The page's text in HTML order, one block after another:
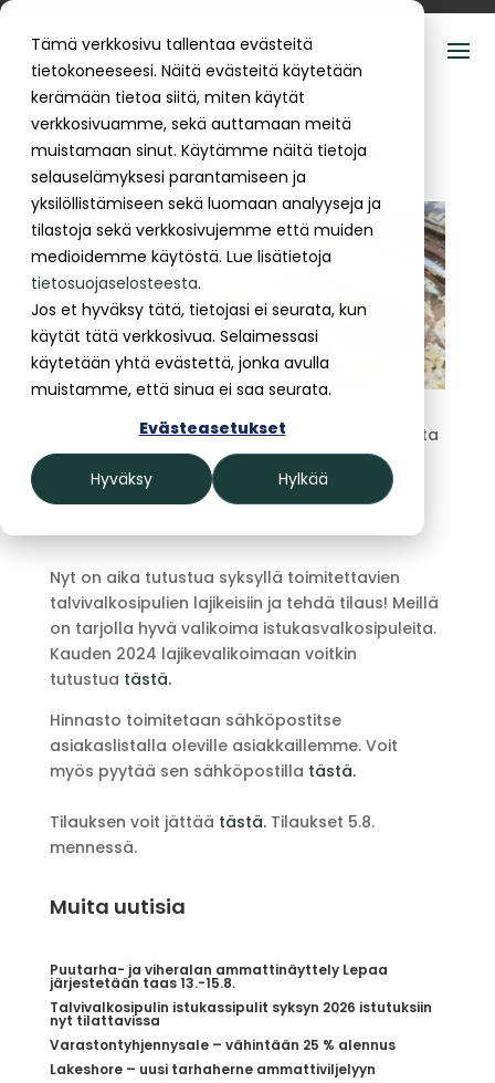
Tämä verkkosivu tallentaa evästeitä
tietokoneeseesi. Näitä evästeitä käytetään
kerämään tietoa siitä, miten käytät
verkkosivuamme, sekä auttamaan meitä
muistamaan sinut. Käytämme näitä tietoja
selauselämyksesi parantamiseen ja
yksilöllistämiseen sekä luomaan analyyseja ja
tilastoja sekä verkkosivujemme että muiden
medioidemme käytöstä. Lue lisätietoja
tietosuojaselosteesta.
Jos et hyväksy tätä, tietojasi ei seurata, kun
käytät tätä verkkosivua. Selaimessasi
käytetään yhtä evästettä, jonka avulla
muistamme, että sinua ei saa seurata.
Evästeasetukset
Hyväksy Hylkää
Talvivalkosipulin istukkaat 2024
10.06.2024|Vihannesviljely
Kotimaisen valkosipulin kysyntä on hyvä ja hinta
kohdallaan. Valkosipulia voidaan myydä jo
alkukesästä nipussa lyökkeineen, vaikka
pääsato korjataankin loppukesästä.
Nyt on aika tutustua syksyllä toimitettavien
talvivalkosipulien lajikeisiin ja tehdä tilaus! Meillä
on tarjolla hyvä valikoima istukasvalkosipuleita.
Kauden 2024 lajikevalikoimaan voitkin
tutustua tästä.
Hinnasto toimitetaan sähköpostitse
asiakaslistalla oleville asiakkaillemme. Voit
myös pyytää sen sähköpostilla tästä.
Tilauksen voit jättää tästä.Tilaukset 5.8.
mennessä.
Muita uutisia
Puutarha- ja viheralan ammattinäyttely Lepaa
järjestetään taas 13.-15.8.
Talvivalkosipulin istukassipulit syksyn 2026 istutuksiin
nyt tilattavissa
Varastontyhjennysale – vähintään 25 % alennus
Lakeshore – uusi tarhaherne ammattiviljelyyn